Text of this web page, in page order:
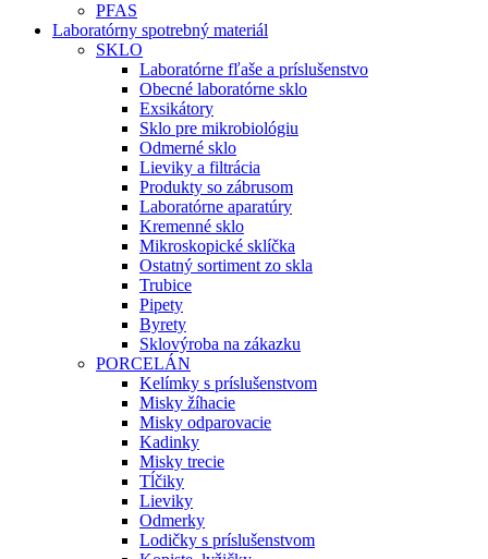
PFAS
Laboratórny spotrebný materiál
SKLO
Laboratórne fľaše a príslušenstvo
Obecné laboratórne sklo
Exsikátory
Sklo pre mikrobiológiu
Odmerné sklo
Lieviky a filtrácia
Produkty so zábrusom
Laboratórne aparatúry
Kremenné sklo
Mikroskopické sklíčka
Ostatný sortiment zo skla
Trubice
Pipety
Byrety
Sklovýroba na zákazku
PORCELÁN
Kelímky s príslušenstvom
Misky žíhacie
Misky odparovacie
Kadinky
Misky trecie
Tĺčiky
Lieviky
Odmerky
Lodičky s príslušenstvom